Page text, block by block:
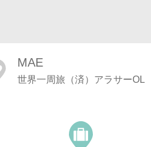
MAE
世界一周旅（済）アラサーOL